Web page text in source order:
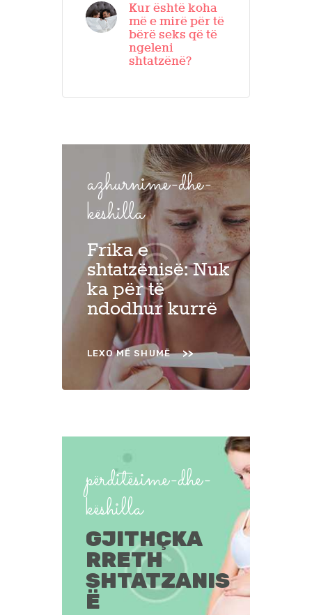
Kur është koha
më e mirë për të
bërë seks që të
ngeleni
shtatzënë?
azhurnime-dhe-
këshilla
Frika e
shtatzënisë: Nuk
ka për të
ndodhur kurrë
LEXO MË SHUMË
përditësime-dhe-
këshilla
GJITHÇKA
RRETH
SHTATZANIS
Ë